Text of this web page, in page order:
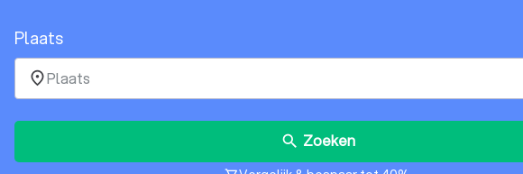
Plaats
place
search Zoeken